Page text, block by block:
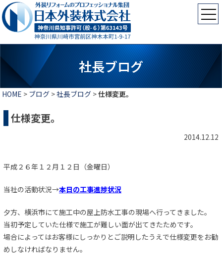
社長ブログ
HOME > ブログ>社長ブログ>仕様変更。
仕様変更。
2014.12.12
平成２６年１２月１２日（金曜日）
当社の活動状況→本日の工事進捗状況
夕方、横浜市にて施工中の屋上防水工事の現場へ行ってきました。
当初予定していた仕様で施工が難しい面が出てきたためです。
場合によってはお客様にしっかりとご説明したうえで仕様変更をお勧
めしなければなりません。